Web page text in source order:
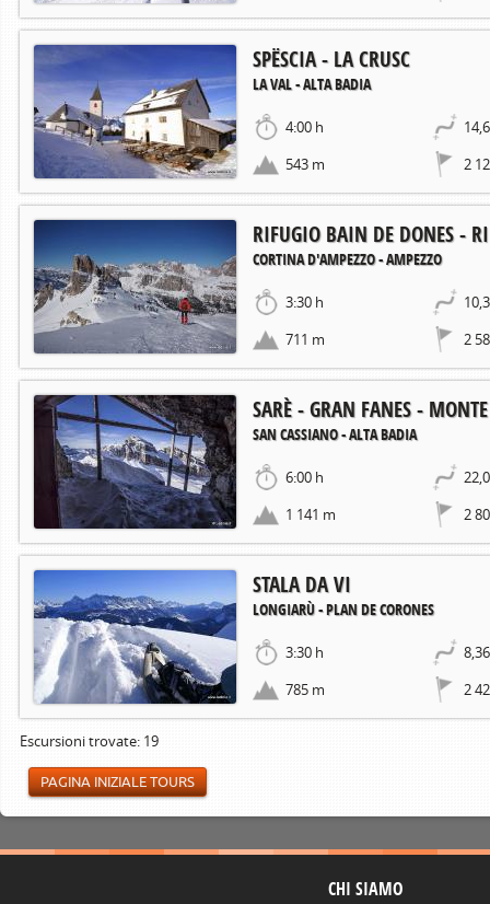
SPËSCIA - LA CRUSC
LA VAL - ALTA BADIA
4:00 h
543 m
2
RIFUGIO BAIN DE DONES -
CORTINA D'AMPEZZO - AMPEZZO
3:30 h
711 m
2
SARÈ - GRAN FANES - MONTE
SAN CASSIANO - ALTA BADIA
6:00 h
1 141 m
2
STALA DA VI
LONGIARÙ - PLAN DE CORONES
3:30 h
785 m
2
Escursioni trovate: 19
PAGINA INIZIALE TOURS
CHI SIAMO